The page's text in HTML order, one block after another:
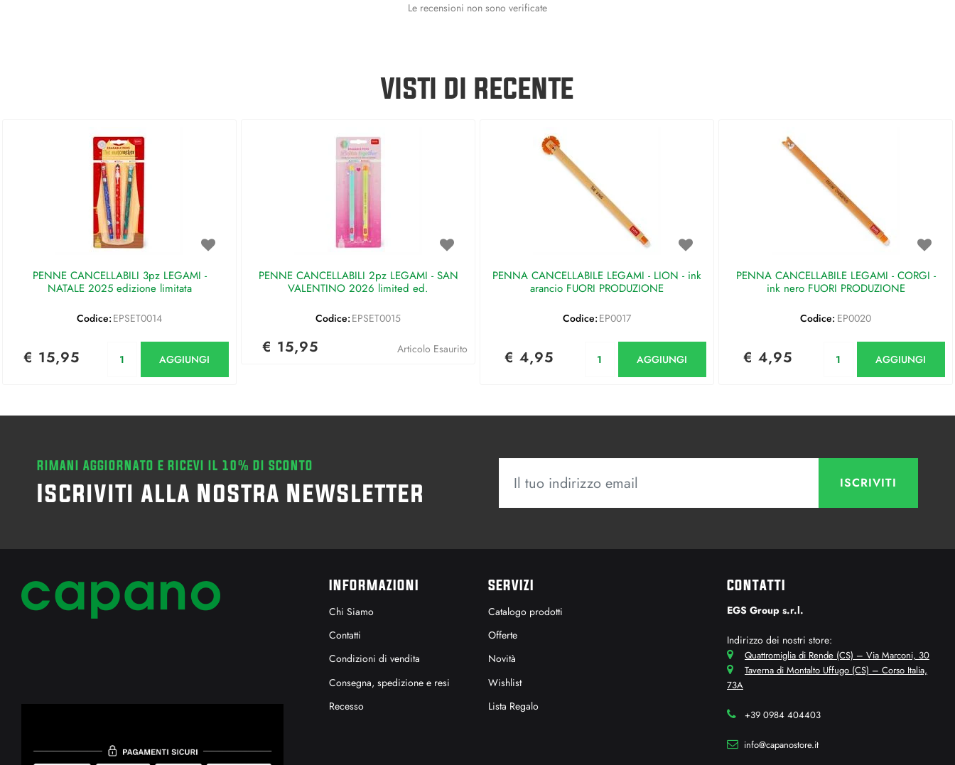
Le recensioni non sono verificate
VISTI DI RECENTE
PENNE CANCELLABILI 3pz LEGAMI -
NATALE 2025 edizione limitata
Codice: EPSET0014
€ 15,95 AGGIUNGI
PENNE CANCELLABILI 2pz LEGAMI - SAN
VALENTINO 2026 limited ed.
Codice: EPSET0015
€ 15,95 Articolo Esaurito
PENNA CANCELLABILE LEGAMI - LION - ink
arancio FUORI PRODUZIONE
Codice: EP0017
€ 4,95 AGGIUNGI
PENNA CANCELLABILE LEGAMI - CORGI -
ink nero FUORI PRODUZIONE
Codice: EP0020
€ 4,95 AGGIUNGI
RIMANI AGGIORNATO E RICEVI IL 10% DI SCONTO
Iscriviti alla Nostra Newsletter
INFORMAZIONI
Chi Siamo
Contatti
Condizioni di vendita
Consegna, spedizione e resi
Recesso
SERVIZI
Catalogo prodotti
Offerte
Novità
Wishlist
Lista Regalo
CONTATTI
EGS Group s.r.l.
Indirizzo dei nostri store:
Quattromiglia di Rende (CS) – Via Marconi, 30
Taverna di Montalto Uffugo (CS) – Corso Italia,
73A
+39 0984 404403
info@capanostore.it